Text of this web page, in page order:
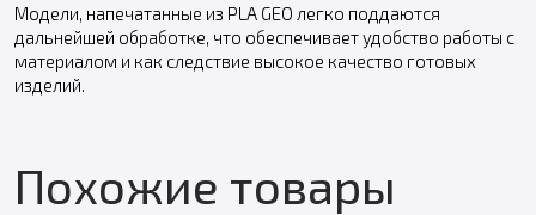
Модели, напечатанные из PLA GEO легко поддаются
дальнейшей обработке, что обеспечивает удобство работы с
материалом и как следствие высокое качество готовых
изделий.
Похожие товары